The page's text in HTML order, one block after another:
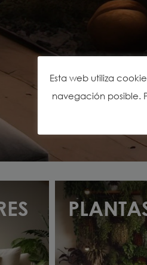
À
de fogo
Esta web utiliza
navegación posible.